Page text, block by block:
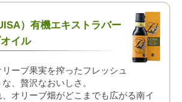
）有機エキストラバー
イル
ーブ果実を搾ったフレッシュ
、贅沢なおいしさ。
オリーブ畑がどこまでも広がる南イ